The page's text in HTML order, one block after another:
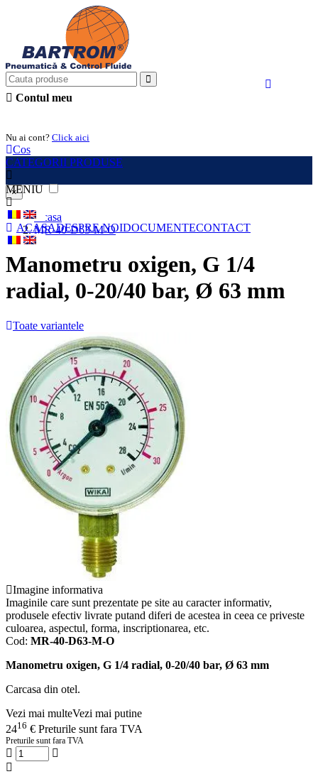
Contul meu
Nu ai cont? Click aici
Cos
CATEGORII PRODUSE
MENIU
ACASADESPRE NOIDOCUMENTECONTACT
×
Acasa
MR-40-D63-M-O
Manometru oxigen, G 1/4
radial, 0-20/40 bar, Ø 63 mm
Toate variantele
Imagine informativa
Imaginile care sunt prezentate pe site au caracter informativ,
produsele efectiv livrate putand diferi de acestea in ceea ce priveste
culoarea, aspectul, forma, inscriptionarea, etc.
Cod: MR-40-D63-M-O
Manometru oxigen, G 1/4 radial, 0-20/40 bar, Ø 63 mm
Carcasa din otel.
Vezi mai multeVezi mai putine
2416 € Preturile sunt fara TVA
Preturile sunt fara TVA